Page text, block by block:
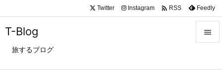
T-Blog
旅するブログ

Twitter Instagram  RSS Feedly